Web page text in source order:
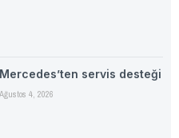
Mercedes’ten servis desteği
Ağustos 4, 2026